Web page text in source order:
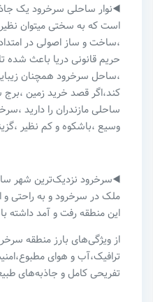
◀️نوار ساحلی سرخرود یک
است که به سختی میتوان
،ساخت و ساز اصولی در
حریم قانونی دریا باعث
،ساحل سرخرود همچنان
کند،اگر قصد خرید زمین
ساحلی مازندران را دارید
وسیع ،باشکوه و کم نظیر
◀️سرخرود نزدیک‌ترین شهر
ملک در سرخرود و به راحتی و
این منطقه رفت و آمد داشته
از ویژگی‌های بارز منطقه
ترافیک،آب و هوای
تفریحی کامل و جاذبه‌های